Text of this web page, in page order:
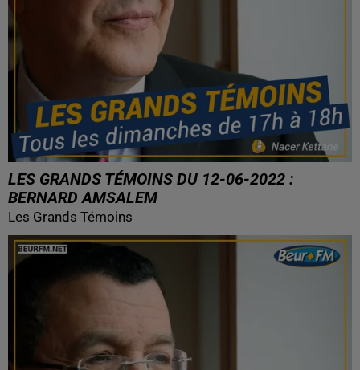
LES GRANDS TÉMOINS DU 12-06-2022 :
BERNARD AMSALEM
Les Grands Témoins